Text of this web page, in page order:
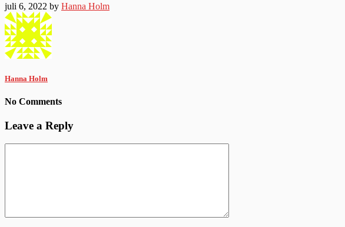
juli 6, 2022 by Hanna Holm
Hanna Holm
No Comments
Leave a Reply